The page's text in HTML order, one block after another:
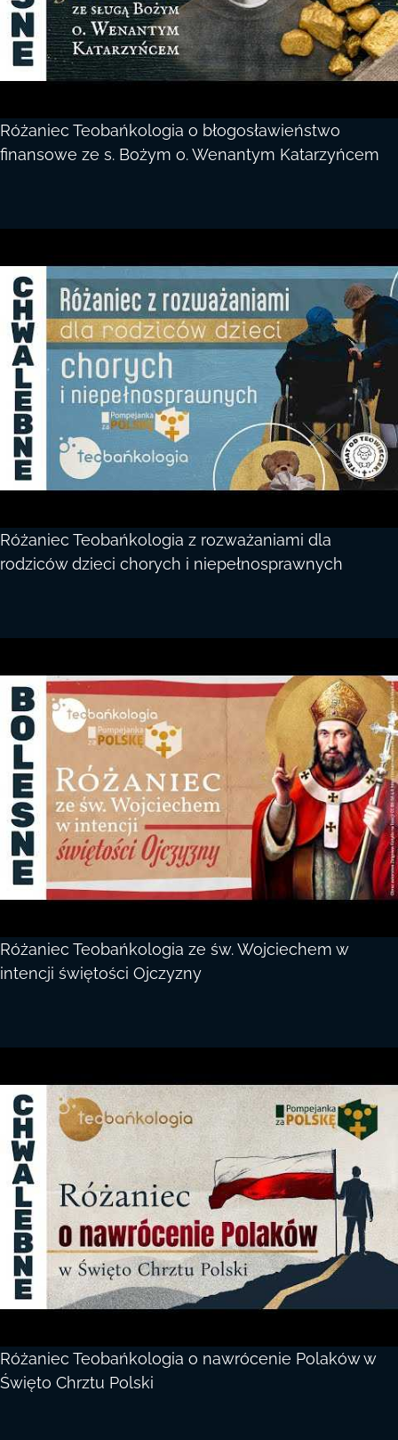
Różaniec Teobańkologia o błogosławieństwo
finansowe ze s. Bożym o. Wenantym Katarzyńcem
Różaniec Teobańkologia z rozważaniami dla
rodziców dzieci chorych i niepełnosprawnych
Różaniec Teobańkologia ze św. Wojciechem w
intencji świętości Ojczyzny
Różaniec Teobańkologia o nawrócenie Polaków w
Święto Chrztu Polski